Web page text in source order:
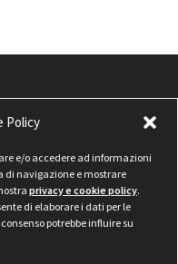
Policy
e/o accedere ad informazioni
di navigazione e mostrare
privacy e cookie policy.
di elaborare i dati per le
potrebbe influire su